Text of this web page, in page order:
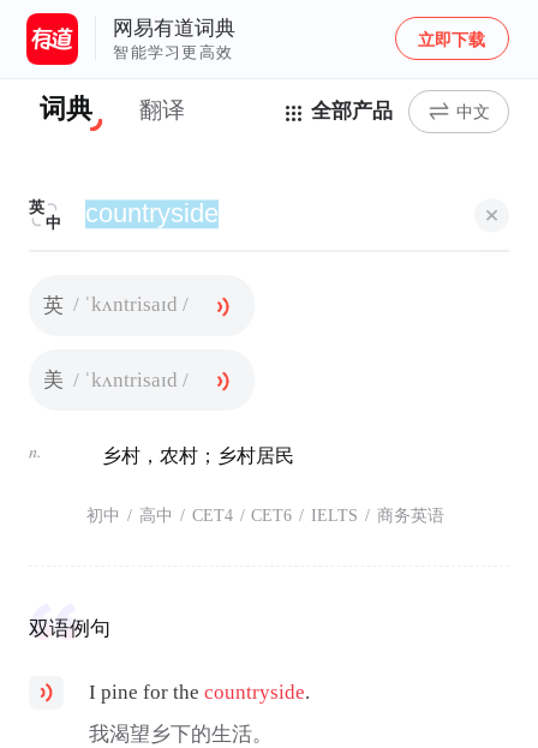
网易有道词典
智能学习更高效
立即下载
词典 翻译 全部产品 中文
英
中
英 / ˈkʌntrisaɪd /
美 / ˈkʌntrisaɪd /
n. 乡村，农村；乡村居民
初中 / 高中 / CET4 / CET6 / IELTS / 商务英语
双语例句
I pine for thecountryside.
我渴望乡下的生活。